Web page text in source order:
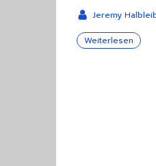
Jeremy
Weiterlesen